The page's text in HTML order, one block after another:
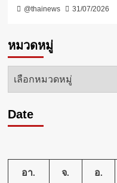
@thainews 31/07/2026
หมวดหมู่
หมวด
Date
อา. จ. อ.